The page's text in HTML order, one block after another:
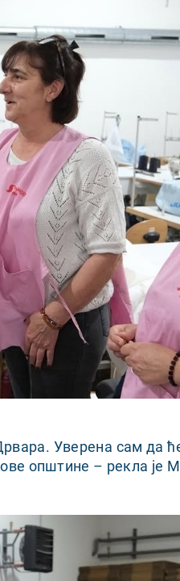
Уверена сам да
општине – рекла је